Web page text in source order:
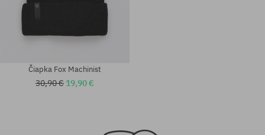
Čiapka Fox Machinist
30,90 € 19,90 €